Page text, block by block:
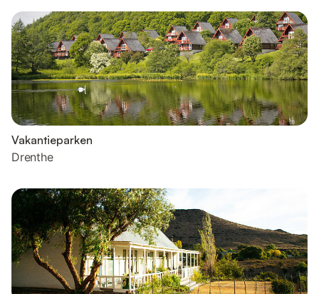
Vakantieparken
Drenthe